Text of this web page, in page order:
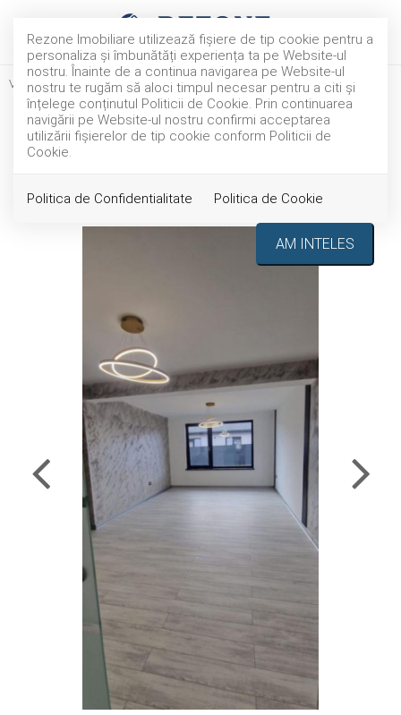
Rezone Imobiliare utilizează fişiere de tip cookie pentru a
personaliza și îmbunătăți experiența ta pe Website-ul
nostru. Înainte de a continua navigarea pe Website-ul
nostru te rugăm să aloci timpul necesar pentru a citi și
înțelege conținutul Politicii de Cookie. Prin continuarea
navigării pe Website-ul nostru confirmi acceptarea
utilizării fişierelor de tip cookie conform Politicii de
Cookie.
Politica de Confidentialitate Politica de Cookie
AM INTELES
Vanzare Case Bacau
Casă de vanzare Hemeius
ID: P258854 302